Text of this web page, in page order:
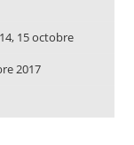
15 octobre
2017